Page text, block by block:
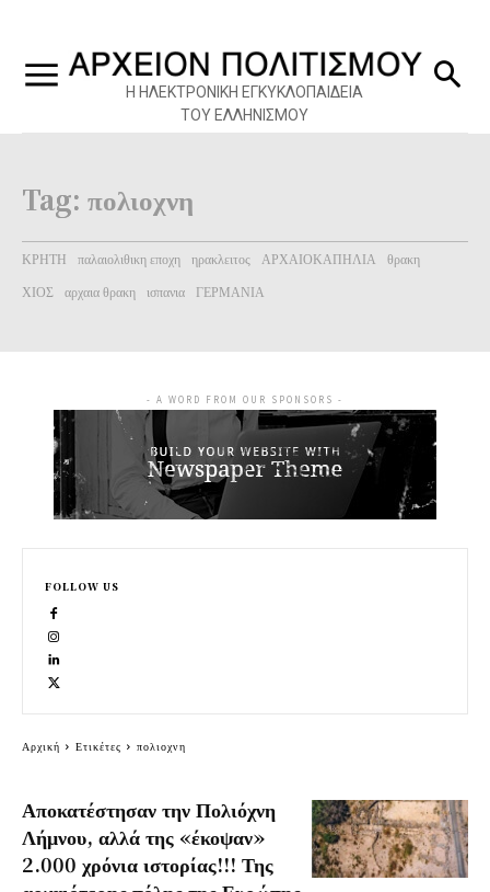
Η ΗΛΕΚΤΡΟΝΙΚΗ ΕΓΚΥΚΛΟΠΑΙΔΕΙΑ
ΤΟΥ ΕΛΛΗΝΙΣΜΟΥ
Tag: πολιοχνη
ΚΡΗΤΗ παλαιολιθικη εποχη ηρακλειτος ΑΡΧΑΙΟΚΑΠΗΛΙΑ
θρακη
ΧΙΟΣ αρχαια θρακη ισπανια ΓΕΡΜΑΝΙΑ
Αποκατέστησαν την Πολιόχνη
Λήμνου, αλλά της «έκοψαν»
2.000 χρόνια ιστορίας!!! Της
- A WORD FROM OUR SPONSORS -
FOLLOW US
Αρχική Ετικέτες πολιοχνη